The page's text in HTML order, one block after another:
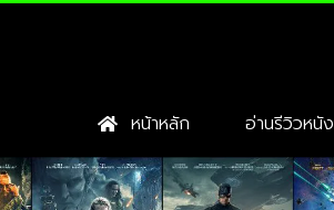
หน้าหลัก อ่านรีวิวหนัง